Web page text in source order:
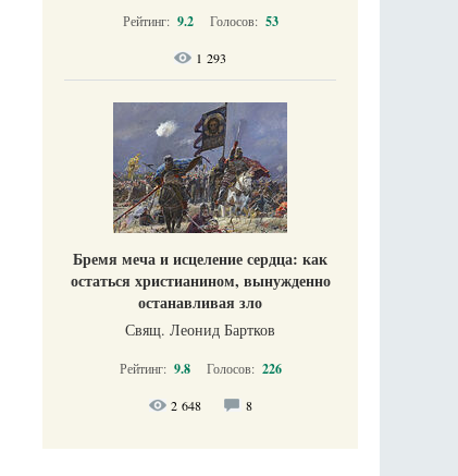
Рейтинг: 9.2 Голосов: 53
1 293
Бремя меча и исцеление сердца: как
остаться христианином, вынужденно
останавливая зло
Свящ. Леонид Бартков
Рейтинг: 9.8 Голосов: 226
2 648 8